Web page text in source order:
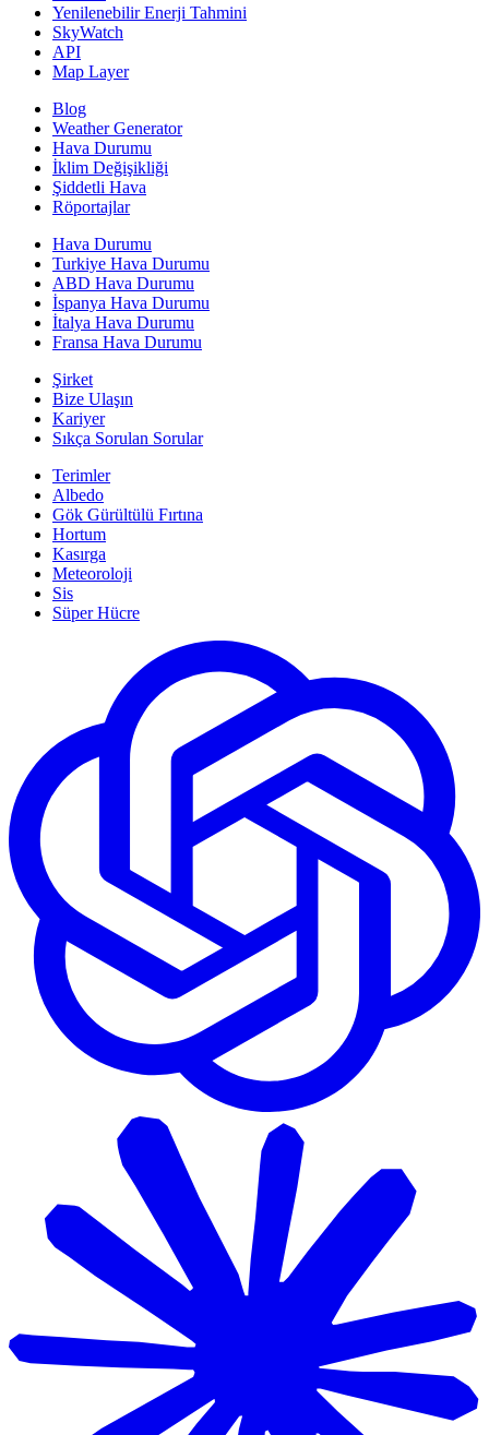
Yenilenebilir Enerji Tahmini
SkyWatch
API
Map Layer
Blog
Weather Generator
Hava Durumu
İklim Değişikliği
Şiddetli Hava
Röportajlar
Hava Durumu
Turkiye Hava Durumu
ABD Hava Durumu
İspanya Hava Durumu
İtalya Hava Durumu
Fransa Hava Durumu
Şirket
Bize Ulaşın
Kariyer
Sıkça Sorulan Sorular
Terimler
Albedo
Gök Gürültülü Fırtına
Hortum
Kasırga
Meteoroloji
Sis
Süper Hücre